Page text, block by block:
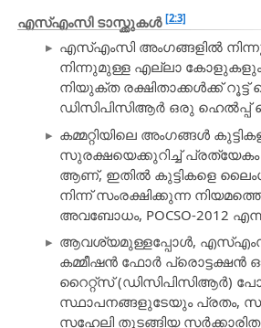
എസ്എംസി ടാസ്ക്കുകൾ [2:3]
എസ്എംസി അംഗങ്ങളിൽ
നിന്നുമുള്ള എല്ലാ
നിയുക്ത രക്ഷിതാക്കൾക്ക്
ഡിസിപിസിആർ ഒരു ഹെൽപ്പ്
കമ്മറ്റിയിലെ അംഗങ്ങൾ
സുരക്ഷയെക്കുറിച്ച് പ്രത്യേകം
ആണ്, ഇതിൽ കുട്ടികളെ
നിന്ന് സംരക്ഷിക്കുന്ന
അവബോധം, POCSO-2012
ആവശ്യമുള്ളപ്പോൾ,
കമ്മീഷൻ ഫോർ
റൈറ്റ്സ് (ഡിസിപിസിആർ)
സ്ഥാപനങ്ങളുടേയും പ്രതം,
സഹേലി തുടങ്ങിയ